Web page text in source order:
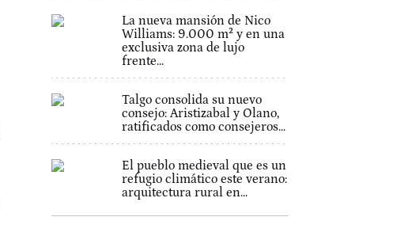
La nueva mansión de Nico
Williams: 9.000 m² y en una
exclusiva zona de lujo
frente...
Talgo consolida su nuevo
consejo: Aristizabal y Olano,
ratificados como consejeros...
El pueblo medieval que es un
refugio climático este verano:
arquitectura rural en...